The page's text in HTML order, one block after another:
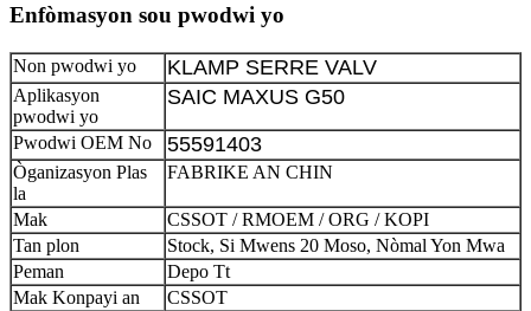
Enfòmasyon sou pwodwi yo
Non pwodwi yo KLAMP SERRE VALV
Aplikasyon
pwodwi yo
SAIC MAXUS G50
Pwodwi OEM No 55591403
Òganizasyon Plas
la
FABRIKE AN CHIN
Mak
CSSOT / RMOEM / ORG / KOPI
Tan plon
Stock, Si Mwens 20 Moso, Nòmal Yon Mwa
Peman
Depo Tt
Mak Konpayi an
CSSOT